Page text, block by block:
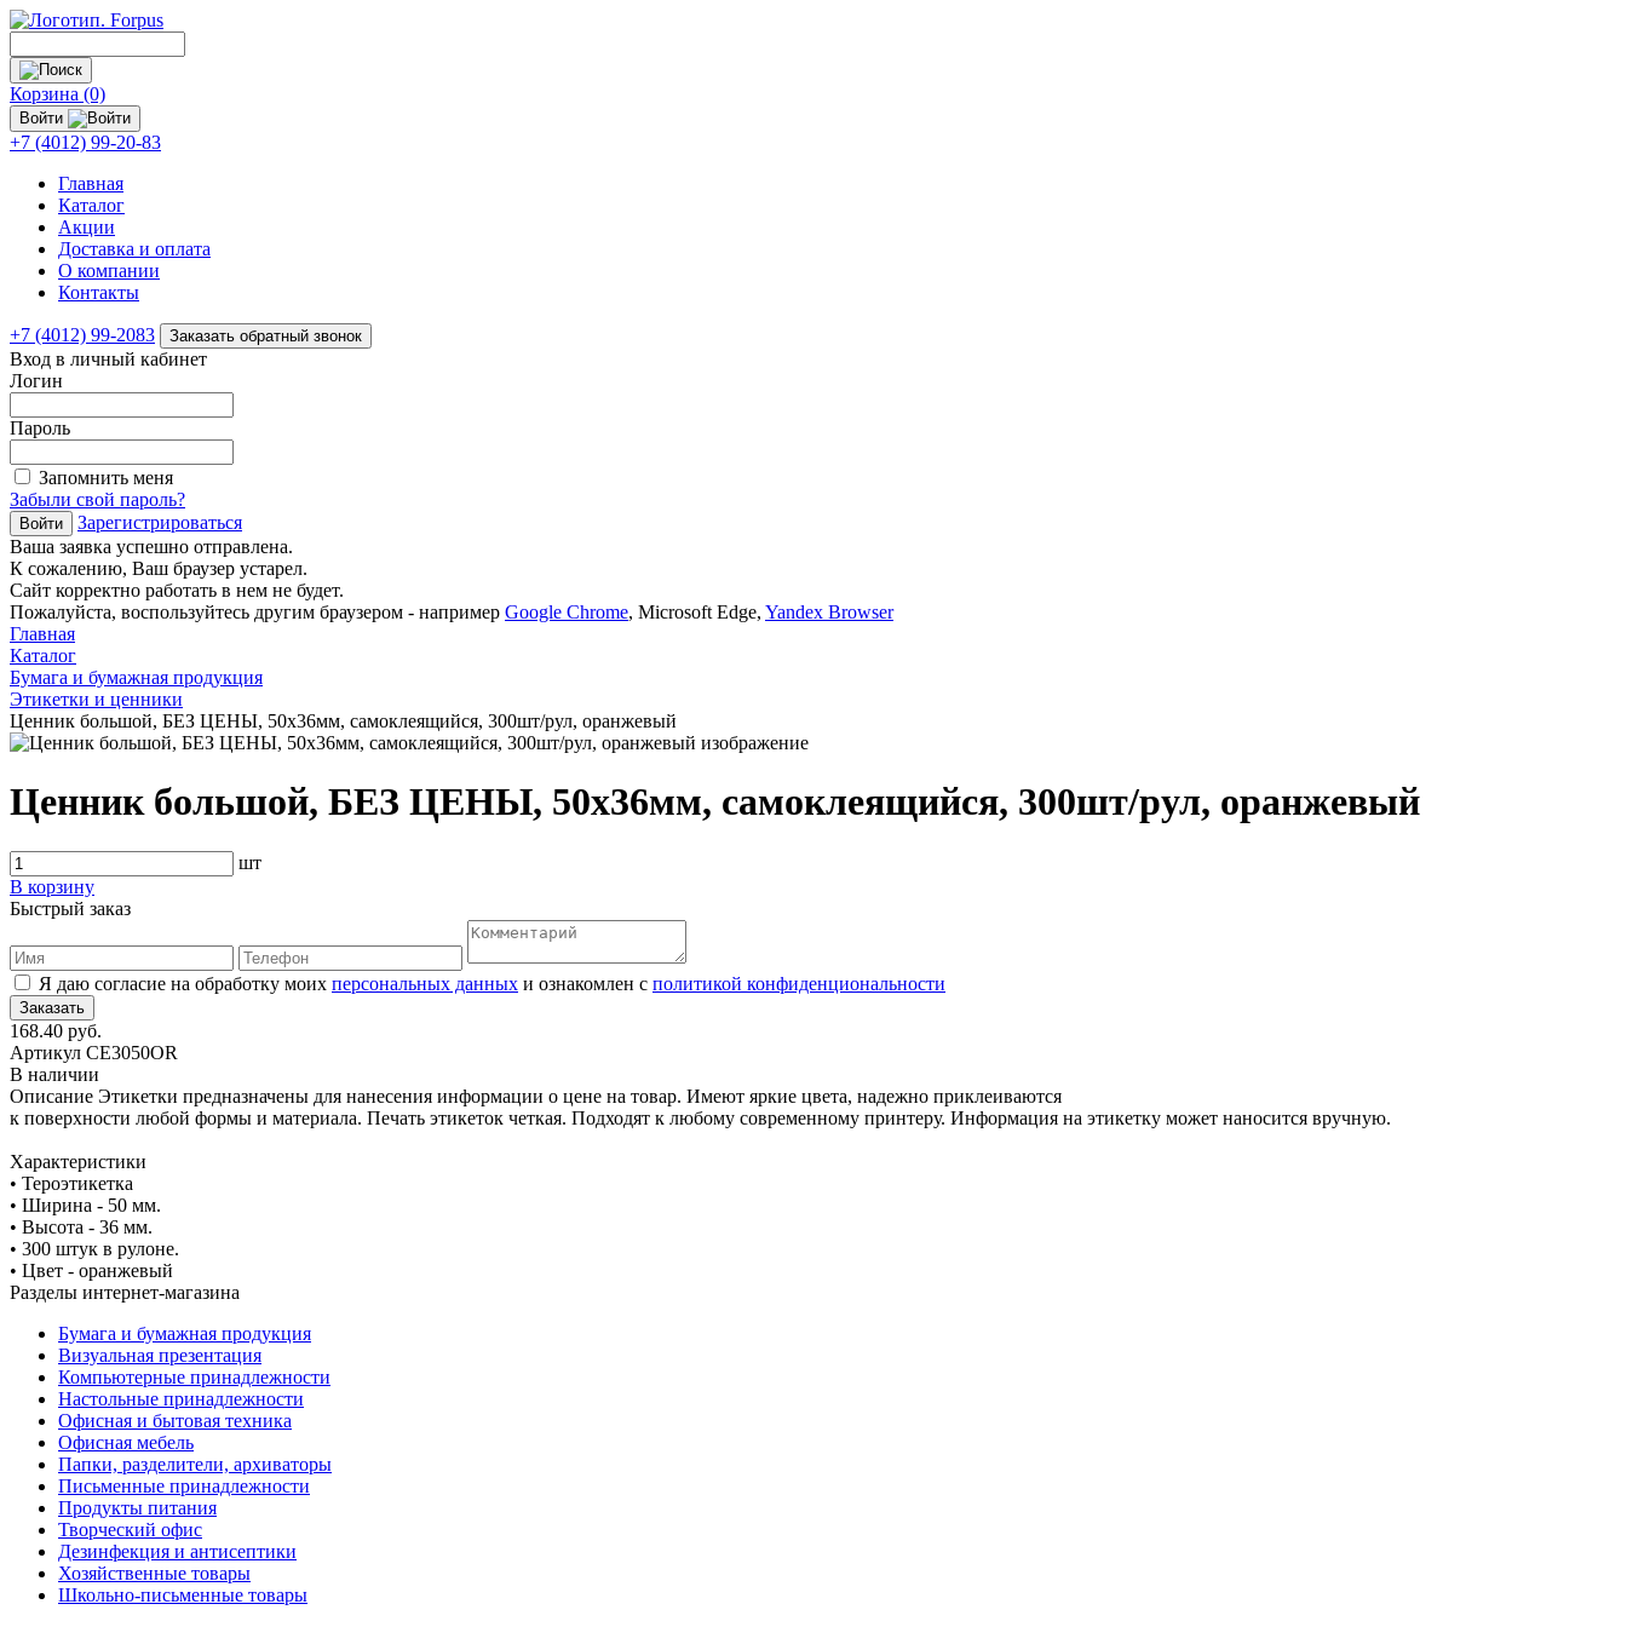
Корзина (0)
Войти
+7 (4012) 99-20-83
Главная
Каталог
Акции
Доставка и оплата
О компании
Контакты
+7 (4012) 99-2083 Заказать обратный звонок
Вход в личный кабинет
Логин
Пароль
Запомнить меня
Забыли свой пароль?
Зарегистрироваться
Ваша заявка успешно отправлена.
К сожалению, Ваш браузер устарел.
Сайт корректно работать в нем не будет.
Пожалуйста, воспользуйтесь другим браузером - например Google Chrome, Microsoft Edge, Yandex Browser
Главная
Каталог
Бумага и бумажная продукция
Этикетки и ценники
Ценник большой, БЕЗ ЦЕНЫ, 50x36мм, самоклеящийся, 300шт/рул, оранжевый
Ценник большой, БЕЗ ЦЕНЫ, 50x36мм, самоклеящийся, 300шт/рул, оранжевый
шт
В корзину
Быстрый заказ
Я даю согласие на обработку моих персональных данных и ознакомлен с политикой конфиденциональности
168.40 руб.
Артикул CE3050OR
В наличии
Описание Этикетки предназначены для нанесения информации о цене на товар. Имеют яркие цвета, надежно приклеиваются
к поверхности любой формы и материала. Печать этикеток четкая. Подходят к любому современному принтеру. Информация на этикетку может наносится вручную.
Характеристики
• Тероэтикетка
• Ширина - 50 мм.
• Высота - 36 мм.
• 300 штук в рулоне.
• Цвет - оранжевый
Разделы интернет-магазина
Бумага и бумажная продукция
Визуальная презентация
Компьютерные принадлежности
Настольные принадлежности
Офисная и бытовая техника
Офисная мебель
Папки, разделители, архиваторы
Письменные принадлежности
Продукты питания
Творческий офис
Дезинфекция и антисептики
Хозяйственные товары
Школьно-письменные товары